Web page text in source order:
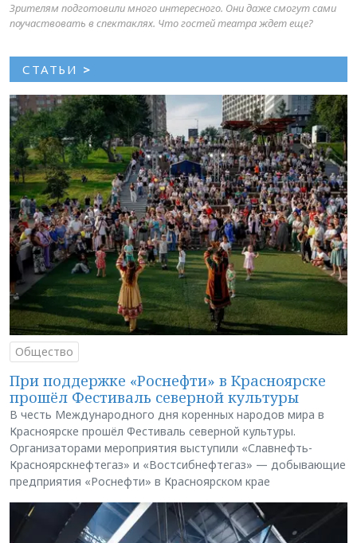
Зрителям подготовили много интересного. Они даже смогут сами
поучаствовать в спектаклях. Что гостей театра ждет еще?
СТАТЬИ >
Общество
При поддержке «Роснефти» в Красноярске
прошёл Фестиваль северной культуры
В честь Международного дня коренных народов мира в
Красноярске прошёл Фестиваль северной культуры.
Организаторами мероприятия выступили «Славнефть-
Красноярскнефтегаз» и «Востсибнефтегаз» — добывающие
предприятия «Роснефти» в Красноярском крае